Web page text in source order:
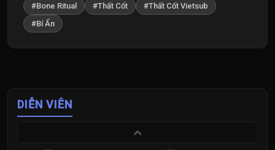
#Bone Ritual #Thất Cốt
#Thất Cốt Vietsub
#Bí Ẩn
DIỄN VIÊN